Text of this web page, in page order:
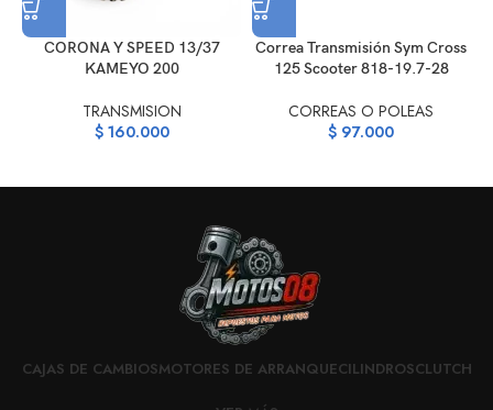
CORONA Y SPEED 13/37
KAMEYO 200
TRANSMISION
$160.000
Correa Transmisión Sym Cross
125 Scooter 818-19.7-28
CORREAS O POLEAS
$ 97.000
CAJAS DE CAMBIOSMOTORES DE ARRANQUECILINDROSCLUTCH